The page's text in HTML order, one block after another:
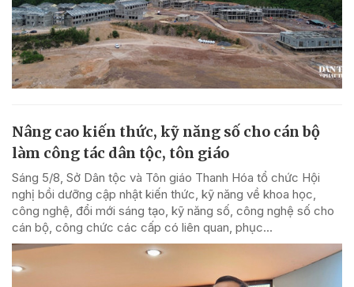
Nâng cao kiến thức, kỹ năng số cho cán bộ
làm công tác dân tộc, tôn giáo
Sáng 5/8, Sở Dân tộc và Tôn giáo Thanh Hóa tổ chức Hội
nghị bồi dưỡng cập nhật kiến thức, kỹ năng về khoa học,
công nghệ, đổi mới sáng tạo, kỹ năng số, công nghệ số cho
cán bộ, công chức các cấp có liên quan, phục...